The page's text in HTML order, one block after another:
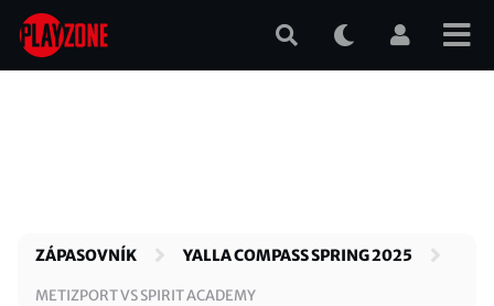
Přejít
hlavnímu
ZÁPASOVNÍK YALLA COMPASS SPRING 2025
METIZPORT VS SPIRIT ACADEMY